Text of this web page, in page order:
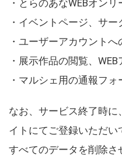
・とらのあなWEBオン
・イベントページ、サ
・ユーザーアカウントへ
・展示作品の閲覧、
・マルシェ用の通報フォ
なお、サービス終了時に
イトにてご登録いただい
すべてのデータを削除さ